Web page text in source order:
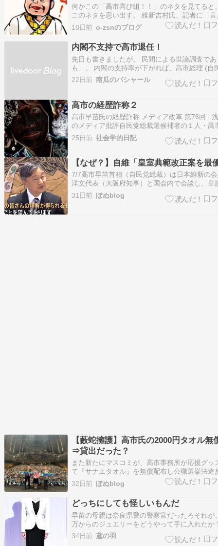
何かこの「高市喜び組！！」のネタを見てると
このネタを思い出す。 維新吉村氏、記者に「
い！」会話を公開 高市首相「私をほめちぎる
自民大会日本維新の会の藤田文武共同代表は15
者会見で、高市早苗首相（自民党総裁）が周囲
ミュニケーションがうまくいっていな…
18日前 o-zsnのブログ
内閣不支持で高市退任！
先日も書きましたが。 民間による世論調査で
も…。 内閣の支持率が下がれば、高市総理 (自
裁) が退任になる可能性があります。 何故なら
党議員 (衆議や参議) たちは、「次の選挙では
くれ給えｗ
22日前 南瓜のバシャール
高市の経歴詐称２
高市早苗氏の経歴詐称 メディア改革 第76回 :
のメディア批評自民党総裁選候補者の１人・高
氏の経歴詐称 自民党と電通・博報堂が共謀、
ジャックして進む総裁選 9/26総裁選とキシャ
「メディア改革」連…
25日前 社会学的日記
【なぜ？】自維「皇室典範改正案を最
7/7高市早苗首相（自民党総裁）は日本維新の
洋文代表（大阪府知事）と国会内で会談し、皇
確保に向けた皇室典範改正案の成立を最優先さ
意見を一致させたそうです。
31日前 ぽぬblog
【藪蛇擁護】高市氏の2000円タオル無
⇒貸出だった？
また新たにマスコミが、高市事務所が応援グッ
て『サナエタオル』を無償配布し公職選挙法違
るのではないか？と報じましたが、講演会に参
た方への『記念品』だったと落ち着きました。
に変な事を言う人が出てきました。(←高市擁
す)------------------…
32日前 ぽぬblog
どっちにしても怪しいもんだ
早苗の母親は奈良県警の警察官だったろそれが
万からのジュエリーをどうやって手に入れたか
思うしそれは、真のお母様からの贈り物だった
出来る《高市氏が自民党総裁になることが天の
34日前 鳶の羽